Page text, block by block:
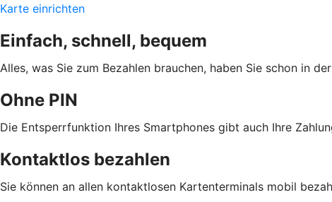
Karte einrichten
Einfach, schnell, bequem
Alles, was Sie zum Bezahlen brauchen, haben Sie schon in
Ohne PIN
Die Entsperrfunktion Ihres Smartphones gibt auch Ihre
Kontaktlos bezahlen
Sie können an allen kontaktlosen Kartenterminals mobil